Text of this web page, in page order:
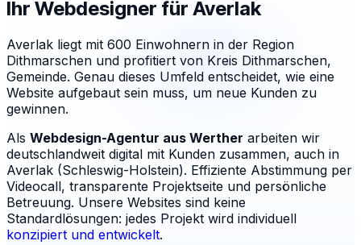
Ihr Webdesigner für Averlak
Averlak liegt mit 600 Einwohnern in der Region
Dithmarschen und profitiert von Kreis Dithmarschen,
Gemeinde. Genau dieses Umfeld entscheidet, wie eine
Website aufgebaut sein muss, um neue Kunden zu
gewinnen.
Als Webdesign-Agentur aus Werther arbeiten wir
deutschlandweit digital mit Kunden zusammen, auch in
Averlak (Schleswig-Holstein). Effiziente Abstimmung per
Videocall, transparente Projektseite und persönliche
Betreuung. Unsere Websites sind keine
Standardlösungen: jedes Projekt wird individuell
konzipiert und entwickelt.